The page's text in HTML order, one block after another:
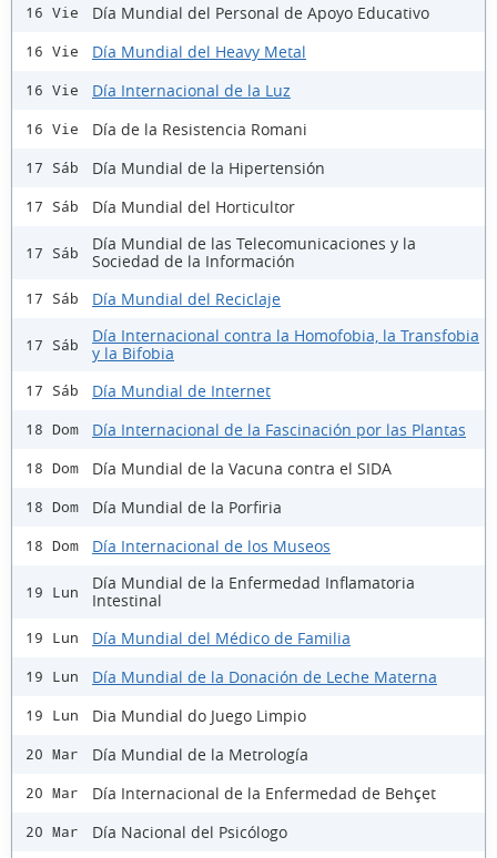
16 Vie Día Mundial del Personal de Apoyo Educativo
16 Vie Día Mundial del Heavy Metal
16 Vie Día Internacional de la Luz
16 Vie Día de la Resistencia Romani
17 Sáb Día Mundial de la Hipertensión
17 Sáb Día Mundial del Horticultor
17 Sáb
Día Mundial de las Telecomunicaciones y la
Sociedad de la Información
17 Sáb Día Mundial del Reciclaje
17 Sáb
Día Internacional contra la Homofobia, la Transfobia
y la Bifobia
17 Sáb Día Mundial de Internet
18 Dom Día Internacional de la Fascinación por las Plantas
18 Dom Día Mundial de la Vacuna contra el SIDA
18 Dom Día Mundial de la Porfiria
18 Dom Día Internacional de los Museos
19 Lun
Día Mundial de la Enfermedad Inflamatoria
Intestinal
19 Lun Día Mundial del Médico de Familia
19 Lun Día Mundial de la Donación de Leche Materna
19 Lun Dia Mundial do Juego Limpio
20 Mar Día Mundial de la Metrología
20 Mar Día Internacional de la Enfermedad de Behçet
20 Mar Día Nacional del Psicólogo